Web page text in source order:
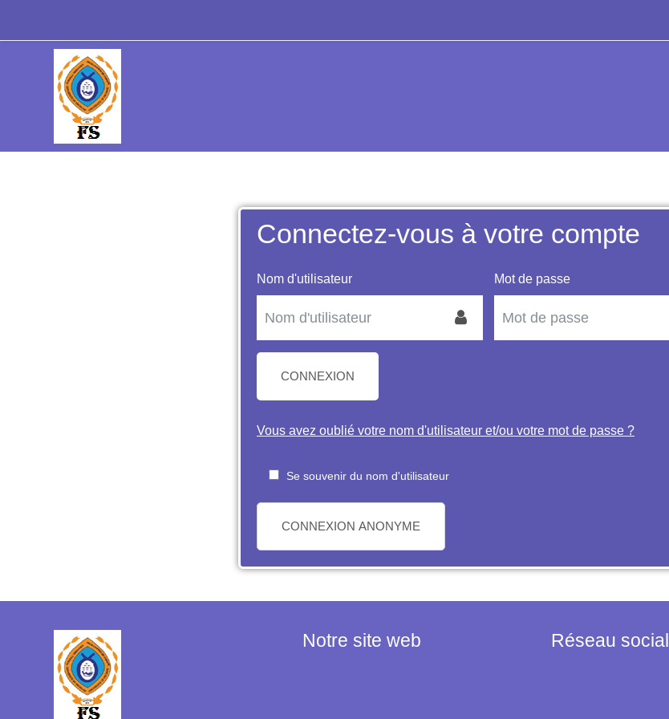
Connectez-vous à votre compte
Nom d'utilisateur Mot de passe
CONNEXION
Vous avez oublié votre nom d'utilisateur et/ou votre mot de passe ?
Se souvenir du nom d'utilisateur
CONNEXION ANONYME
Notre site web Réseau social